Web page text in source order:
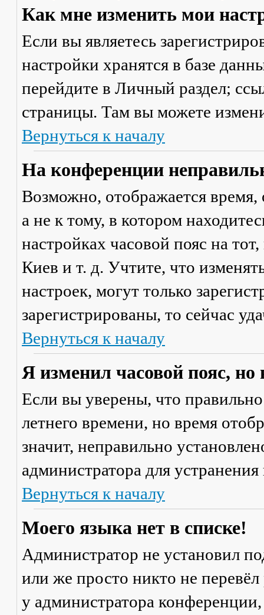
Как мне изменить мои
Если вы являетесь
настройки хранятся в базе
перейдите в Личный раздел;
страницы. Там вы можете
Вернуться к началу
На конференции
Возможно, отображается время,
а не к тому, в котором
настройках часовой пояс на
Киев и т. д. Учтите, что
настроек, могут только
зарегистрированы, то сейчас
Вернуться к началу
Я изменил часовой пояс,
Если вы уверены, что
летнего времени, но время
значит, неправильно
администратора для
Вернуться к началу
Моего языка нет в списке!
Администратор не установил
или же просто никто не
у администратора